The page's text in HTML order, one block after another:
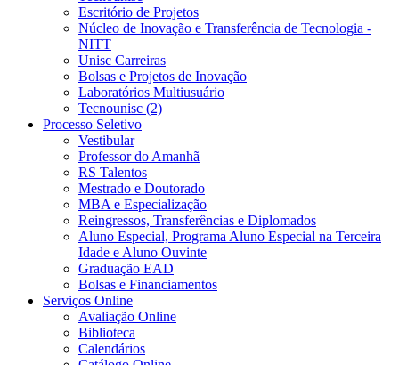
Escritório de Projetos
Núcleo de Inovação e Transferência de Tecnologia -
NITT
Unisc Carreiras
Bolsas e Projetos de Inovação
Laboratórios Multiusuário
Tecnounisc (2)
Processo Seletivo
Vestibular
Professor do Amanhã
RS Talentos
Mestrado e Doutorado
MBA e Especialização
Reingressos, Transferências e Diplomados
Aluno Especial, Programa Aluno Especial na Terceira
Idade e Aluno Ouvinte
Graduação EAD
Bolsas e Financiamentos
Serviços Online
Avaliação Online
Biblioteca
Calendários